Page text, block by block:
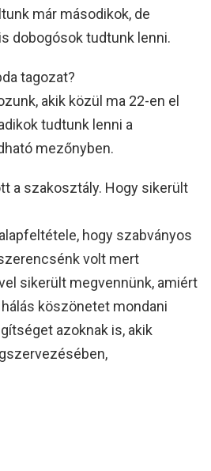
már másodikok, de
dobogósok tudtunk lenni.
tagozat?
akik közül ma 22-en el
tudtunk lenni a
mezőnyben.
a szakosztály. Hogy sikerült
hogy szabványos
volt mert
sikerült megvennünk, amiért
köszönetet mondani
azoknak is, akik